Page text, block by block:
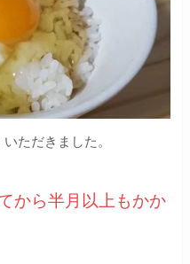
ただきました。
から半月以上もかか